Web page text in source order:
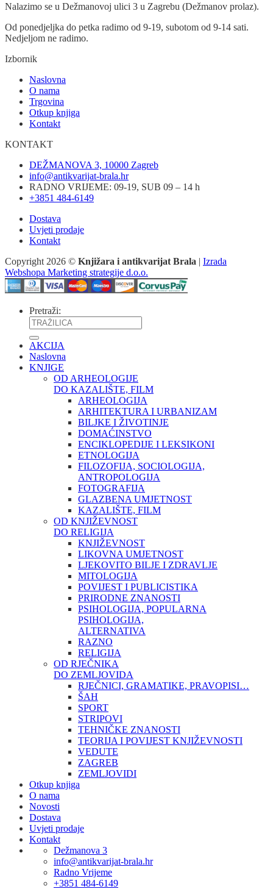
Nalazimo se u Dežmanovoj ulici 3 u Zagrebu (Dežmanov prolaz).
Od ponedjeljka do petka radimo od 9-19, subotom od 9-14 sati.
Nedjeljom ne radimo.
Izbornik
Naslovna
O nama
Trgovina
Otkup knjiga
Kontakt
KONTAKT
DEŽMANOVA 3, 10000 Zagreb
info@antikvarijat-brala.hr
RADNO VRIJEME: 09-19, SUB 09 – 14 h
+3851 484-6149
Dostava
Uvjeti prodaje
Kontakt
Copyright 2026 © Knjižara i antikvarijat Brala | Izrada
Webshopa Marketing strategije d.o.o.
Pretraži:
AKCIJA
Naslovna
KNJIGE
OD ARHEOLOGIJE
DO KAZALIŠTE, FILM
ARHEOLOGIJA
ARHITEKTURA I URBANIZAM
BILJKE I ŽIVOTINJE
DOMAĆINSTVO
ENCIKLOPEDIJE I LEKSIKONI
ETNOLOGIJA
FILOZOFIJA, SOCIOLOGIJA,
ANTROPOLOGIJA
FOTOGRAFIJA
GLAZBENA UMJETNOST
KAZALIŠTE, FILM
OD KNJIŽEVNOST
DO RELIGIJA
KNJIŽEVNOST
LIKOVNA UMJETNOST
LJEKOVITO BILJE I ZDRAVLJE
MITOLOGIJA
POVIJEST I PUBLICISTIKA
PRIRODNE ZNANOSTI
PSIHOLOGIJA, POPULARNA
PSIHOLOGIJA,
ALTERNATIVA
RAZNO
RELIGIJA
OD RJEČNIKA
DO ZEMLJOVIDA
RJEČNICI, GRAMATIKE, PRAVOPISI…
ŠAH
SPORT
STRIPOVI
TEHNIČKE ZNANOSTI
TEORIJA I POVIJEST KNJIŽEVNOSTI
VEDUTE
ZAGREB
ZEMLJOVIDI
Otkup knjiga
O nama
Novosti
Dostava
Uvjeti prodaje
Kontakt
Dežmanova 3
info@antikvarijat-brala.hr
Radno Vrijeme
+3851 484-6149